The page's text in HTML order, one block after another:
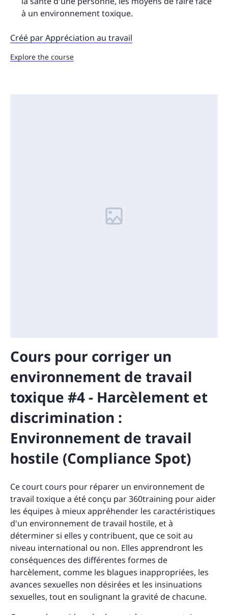
à un environnement toxique.
Créé par Appréciation au travail
Explore the course
Cours pour corriger un
environnement de travail
toxique #4 - Harcèlement et
discrimination :
Environnement de travail
hostile (Compliance Spot)
Ce court cours pour réparer un environnement de
travail toxique a été conçu par 360training pour aider
les équipes à mieux appréhender les caractéristiques
d'un environnement de travail hostile, et à
déterminer si elles y contribuent, que ce soit au
niveau international ou non. Elles apprendront les
conséquences des différentes formes de
harcèlement, comme les blagues inappropriées, les
avances sexuelles non désirées et les insinuations
sexuelles, tout en soulignant la gravité de chacune.